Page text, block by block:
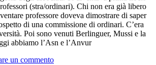
(stra/ordinari). Chi non era già libero
professore doveva dimostrare di saper
di una commissione di ordinari. C’era
Poi sono venuti Berlinguer, Mussi e la
abbiamo l’Asn e l’Anvur
un commento